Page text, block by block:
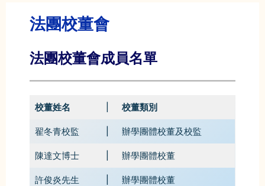
法團校董會
法團校董會成員名單
校董姓名 校董類別
翟冬青校監 辦學團體校董及校監
陳達文博士 辦學團體校董
許俊炎先生 辦學團體校董